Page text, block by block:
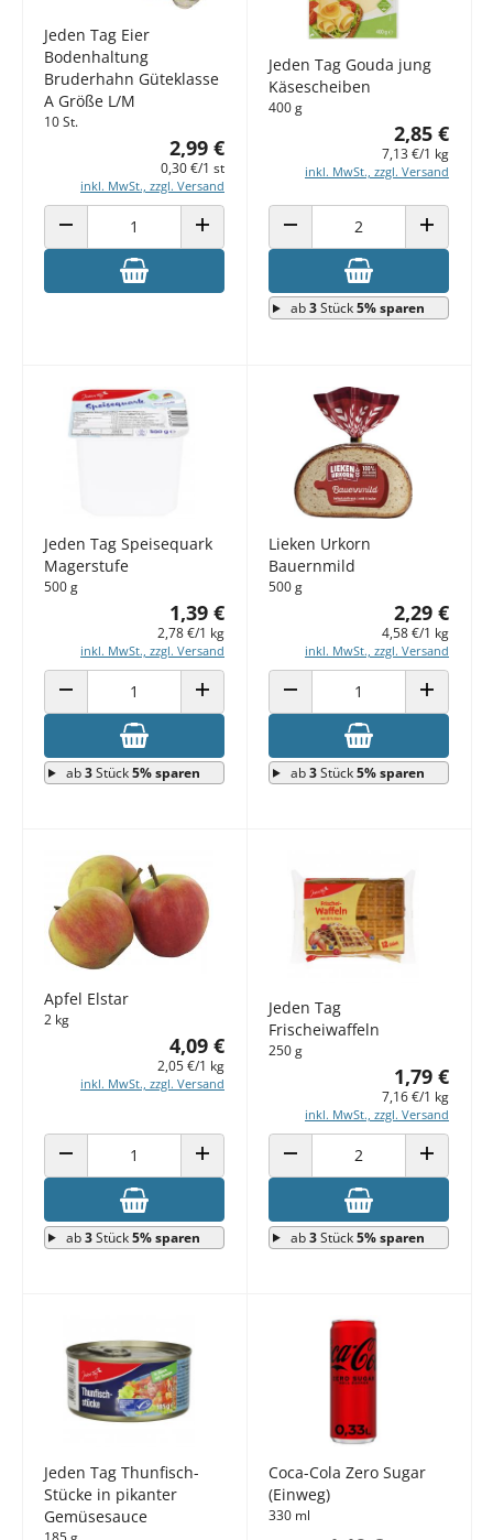
Jeden Tag Eier
Bodenhaltung
Bruderhahn Güteklasse
A Größe L/M
10 St.
2,99 €
0,30 €/1 st
inkl. MwSt., zzgl. Versand
ANZAHL VERRINGERN ANZAHL ERHÖHEN
Jeden Tag Gouda jung
Käsescheiben
400 g
2,85 €
7,13 €/1 kg
inkl. MwSt., zzgl. Versand
ANZAHL VERRINGERN ANZAHL
ab3Stück5% sparen
Jeden Tag Speisequark
Magerstufe
500 g
1,39 €
2,78 €/1 kg
inkl. MwSt., zzgl. Versand
ANZAHL VERRINGERN ANZAHL ERHÖHEN
ab3Stück5% sparen
Lieken Urkorn
Bauernmild
500 g
2,29 €
4,58 €/1 kg
inkl. MwSt., zzgl. Versand
ANZAHL VERRINGERN ANZAHL
ab3Stück5% sparen
Apfel Elstar
2 kg
4,09 €
2,05 €/1 kg
inkl. MwSt., zzgl. Versand
ANZAHL VERRINGERN ANZAHL ERHÖHEN
ab3Stück5% sparen
Jeden Tag
Frischeiwaffeln
250 g
1,79 €
7,16 €/1 kg
inkl. MwSt., zzgl. Versand
ANZAHL VERRINGERN ANZAHL
ab3Stück5% sparen
Jeden Tag Thunfisch-
Stücke in pikanter
Gemüsesauce
Coca-Cola Zero Sugar
(Einweg)
330 ml